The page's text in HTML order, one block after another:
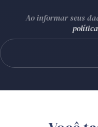
Ao informar seus